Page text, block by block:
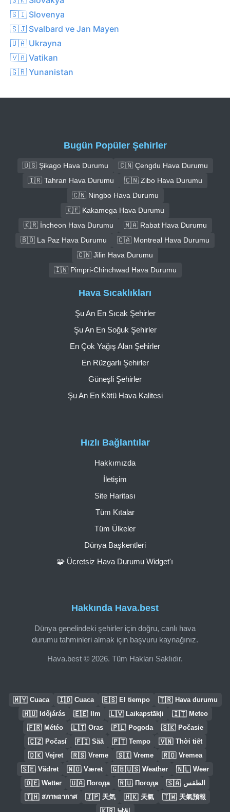
🇸🇮 Slovenya
🇸🇯 Svalbard ve Jan Mayen
🇺🇦 Ukrayna
🇻🇦 Vatikan
🇬🇷 Yunanistan
Bugün Popüler Şehirler
🇺🇸 Şikago Hava Durumu
🇨🇳 Çengdu Hava Durumu
🇮🇷 Tahran Hava Durumu
🇨🇳 Zibo Hava Durumu
🇨🇳 Ningbo Hava Durumu
🇰🇪 Kakamega Hava Durumu
🇰🇷 İncheon Hava Durumu
🇲🇦 Rabat Hava Durumu
🇧🇴 La Paz Hava Durumu
🇨🇦 Montreal Hava Durumu
🇨🇳 Jilin Hava Durumu
🇮🇳 Pimpri-Chinchwad Hava Durumu
Hakkında Hava.best
Dünya genelindeki şehirler için doğru, canlı hava
durumu tahminleri almak için başvuru kaynağınız.
Hava.best © 2026. Tüm Hakları Saklıdır.
Hızlı Bağlantılar
Hakkımızda
İletişim
Site Haritası
Tüm Kıtalar
Tüm Ülkeler
Dünya Başkentleri
🧩 Ücretsiz Hava Durumu Widget'ı
Hava Sıcaklıkları
Şu An En Sıcak Şehirler
Şu An En Soğuk Şehirler
En Çok Yağış Alan Şehirler
En Rüzgarlı Şehirler
Güneşli Şehirler
Şu An En Kötü Hava Kalitesi
🇲🇾 Cuaca 🇮🇩 Cuaca 🇪🇸 El tiempo 🇹🇷 Hava durumu
🇭🇺 Időjárás 🇪🇪 Ilm 🇱🇻 Laikapstākļi 🇮🇹 Meteo
🇫🇷 Météo 🇱🇹 Oras 🇵🇱 Pogoda 🇸🇰 Počasie
🇨🇿 Počasí 🇫🇮 Sää 🇵🇹 Tempo 🇻🇳 Thời tiết
🇩🇰 Vejret 🇷🇸 Vreme 🇸🇮 Vreme 🇷🇴 Vremea
🇸🇪 Vädret 🇳🇴 Været 🇬🇧🇺🇸 Weather 🇳🇱 Weer
🇩🇪 Wetter 🇺🇦 Погода 🇷🇺 Погода 🇸🇦 الطقس
🇹🇭 สภาพอากาศ 🇯🇵 天気 🇭🇰 天氣 🇹🇼 天氣預報